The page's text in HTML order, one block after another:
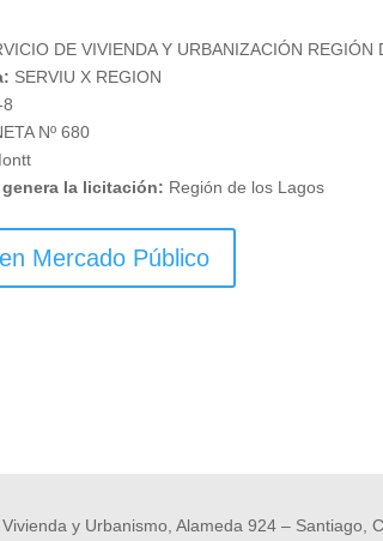
DE VIVIENDA Y URBANIZACIÓN REGIÓN
SERVIU X REGION
Nº 680
la licitación: Región de los Lagos
Mercado Público
y Urbanismo, Alameda 924 – Santiago,